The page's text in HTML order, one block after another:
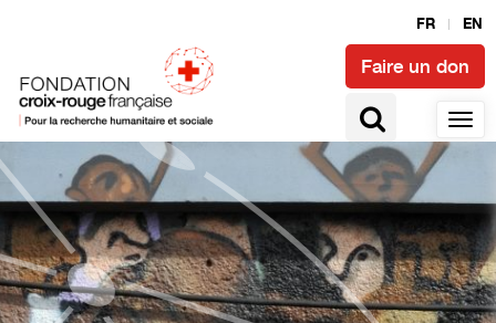
FR EN
Faire un don